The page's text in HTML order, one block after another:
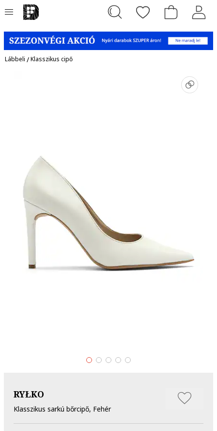
Lábbeli /Klasszikus cipő
RYŁKO
Klasszikus sarkú bőrcipő, Fehér